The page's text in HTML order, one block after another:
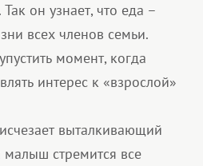
он узнает, что еда –
всех членов семьи.
момент, когда
интерес к «взрослой»
выталкивающий
малыш стремится все